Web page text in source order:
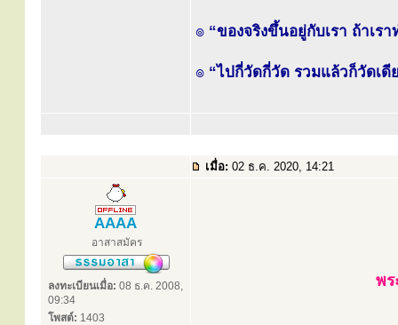
๏ “ของจริงขึ้นอยู่กับเรา ถ้าเร
๏ “ไปกี่วัดกี่วัด รวมแล้วก็วัดเดี
เมื่อ: 02 ธ.ค. 2020, 14:21
AAAA
อาสาสมัคร
ลงทะเบียนเมื่อ: 08 ธ.ค. 2008,
09:34
โพสต์: 1403
พ